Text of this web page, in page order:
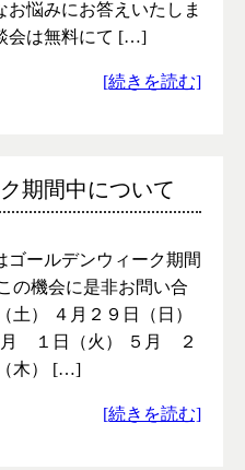
お悩みにお答えいたしま
会は無料にて […]
[続きを読む]
期間中について
ゴールデンウィーク期間
の機会に是非お問い合
土） ４月２９日（日）
月 １日（火） ５月 ２
木） […]
[続きを読む]